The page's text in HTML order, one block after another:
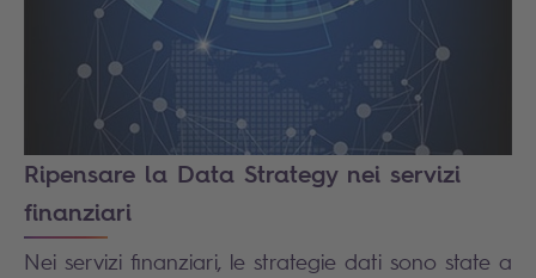
Ripensare la Data Strategy nei servizi
finanziari
Nei servizi finanziari, le strategie dati sono state a